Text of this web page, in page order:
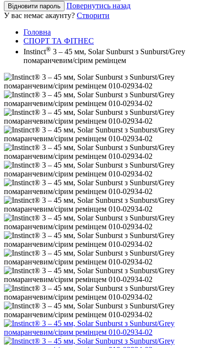
Відновити пароль
Повернутись назад
У вас немає акаунту? Створити
Головна
СПОРТ ТА ФІТНЕС
Instinct® 3 – 45 мм, Solar Sunburst з Sunburst/Grey
помаранчевим/сірим ремінцем